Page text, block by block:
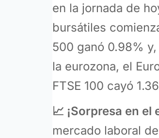
en la jornada de
bursátiles
500 ganó 0.98%
la eurozona, el
FTSE 100 cayó
📈 ¡Sorpresa en
mercado laboral